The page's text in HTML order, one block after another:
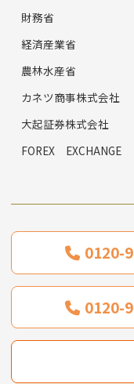
財務省
経済産業省
農林水産省
カネツ商事株式会社
大起証券株式会社
FOREX EXCHANGE
0120-
0120-